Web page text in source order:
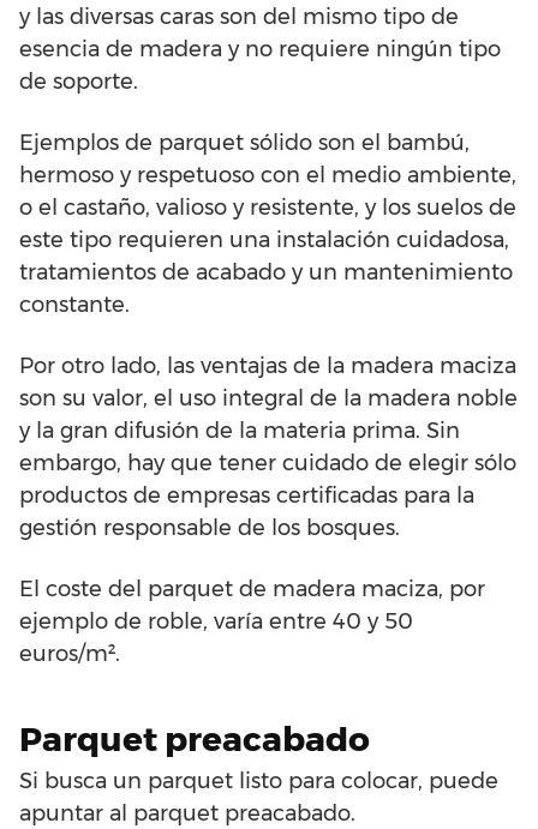
y las diversas caras son del mismo tipo de
esencia de madera y no requiere ningún tipo
de soporte.
Ejemplos de parquet sólido son el bambú,
hermoso y respetuoso con el medio ambiente,
o el castaño, valioso y resistente, y los suelos de
este tipo requieren una instalación cuidadosa,
tratamientos de acabado y un mantenimiento
constante.
Por otro lado, las ventajas de la madera maciza
son su valor, el uso integral de la madera noble
y la gran difusión de la materia prima. Sin
embargo, hay que tener cuidado de elegir sólo
productos de empresas certificadas para la
gestión responsable de los bosques.
El coste del parquet de madera maciza, por
ejemplo de roble, varía entre 40 y 50
euros/m².
Parquet preacabado
Si busca un parquet listo para colocar, puede
apuntar al parquet preacabado.